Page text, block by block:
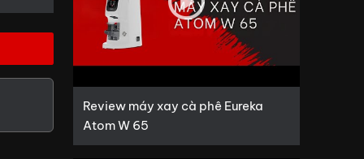
Review máy xay cà phê Eureka
Atom W 65